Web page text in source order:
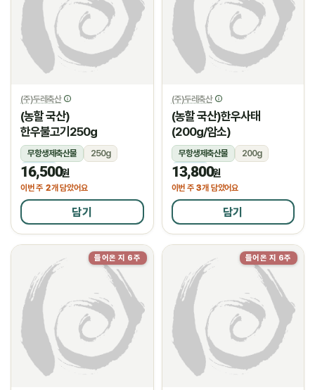
(주)두레축산
(농할 국산)
한우불고기250g
무항생제축산물
250g
냉장
16,500원
이번 주 2개 담았어요
담기
(주)두레축산
(농할 국산)한우사태
(200g/암소)
무항생제축산물
200g
냉장
13,800원
이번 주 3개 담았어요
담기
들어온 지 6주 들어온 지 6주